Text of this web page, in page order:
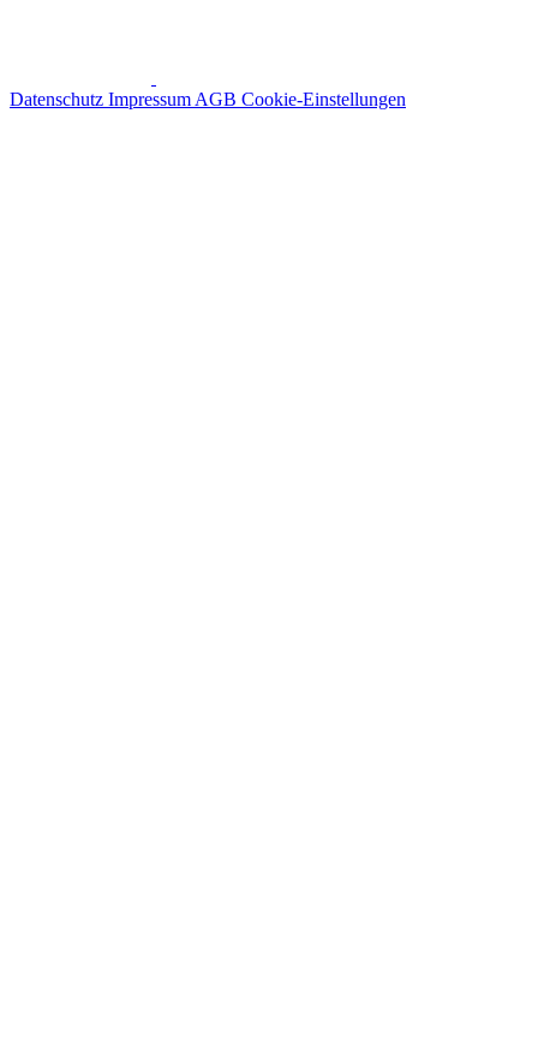
Datenschutz Impressum AGB Cookie-Einstellungen